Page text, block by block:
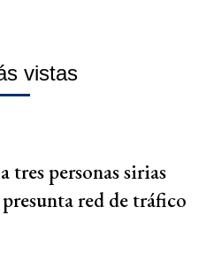
vistas
tres personas sirias
red de tráfico